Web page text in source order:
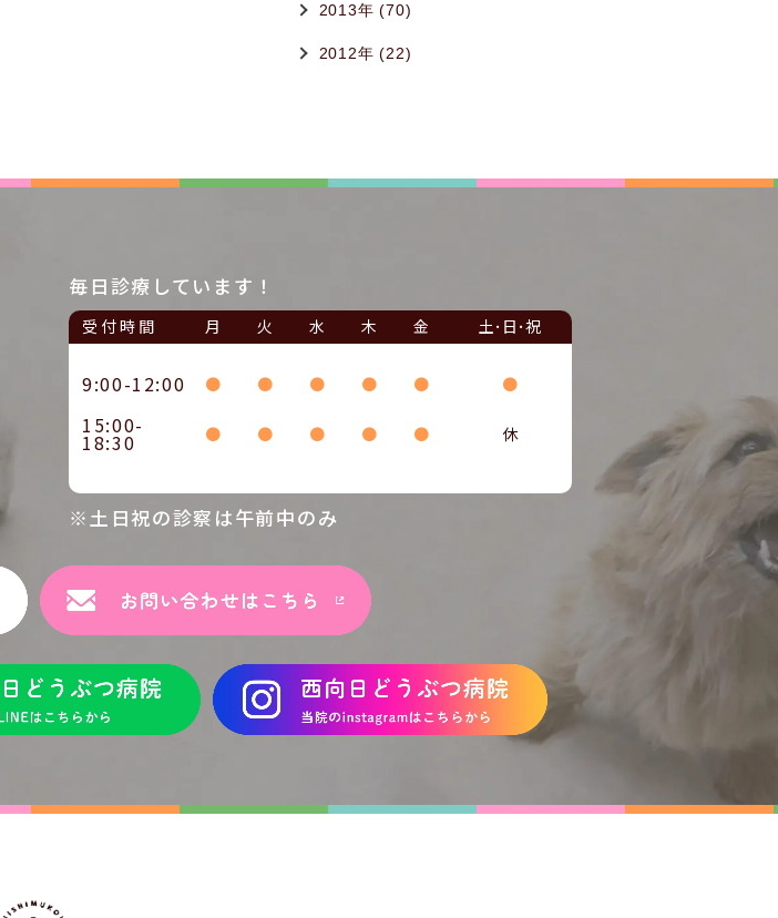
2013年 (70)
2012年 (22)
毎日診療しています！
受付時間 月 火 水 木 金 土･日･祝
9:00-12:00 ● ● ● ● ● ●
15:00-
18:30 ● ● ● ● ● 休
※土日祝の診察は午前中のみ